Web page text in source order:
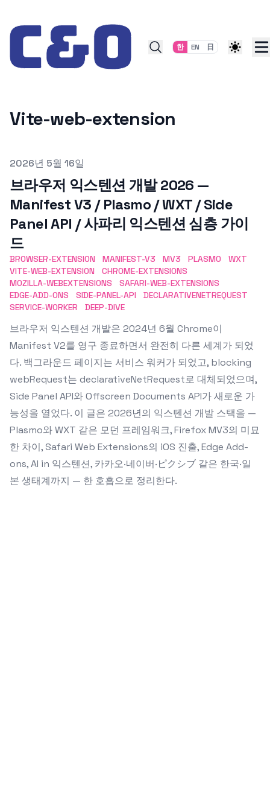
한 EN 日
Vite-web-extension
Published on
2026년 5월 16일
브라우저 익스텐션 개발 2026 —
Manifest V3 / Plasmo / WXT / Side
Panel API / 사파리 익스텐션 심층 가이
드
BROWSER-EXTENSION MANIFEST-V3 MV3 PLASMO
WXT
VITE-WEB-EXTENSION
CHROME-EXTENSIONS
MOZILLA-WEBEXTENSIONS
SAFARI-WEB-EXTENSIONS
EDGE-ADD-ONS
SIDE-PANEL-API
DECLARATIVENETREQUEST
SERVICE-WORKER
DEEP-DIVE
브라우저 익스텐션 개발은 2024년 6월 Chrome이
Manifest V2를 영구 종료하면서 완전히 다른 세계가 되었
다. 백그라운드 페이지는 서비스 워커가 되었고, blocking
webRequest는 declarativeNetRequest로 대체되었으며,
Side Panel API와 Offscreen Documents API가 새로운 가
능성을 열었다. 이 글은 2026년의 익스텐션 개발 스택을 —
Plasmo와 WXT 같은 모던 프레임워크, Firefox MV3의 미묘
한 차이, Safari Web Extensions의 iOS 진출, Edge Add-
ons, AI in 익스텐션, 카카오·네이버·ピクシブ 같은 한국·일
본 생태계까지 — 한 호흡으로 정리한다.